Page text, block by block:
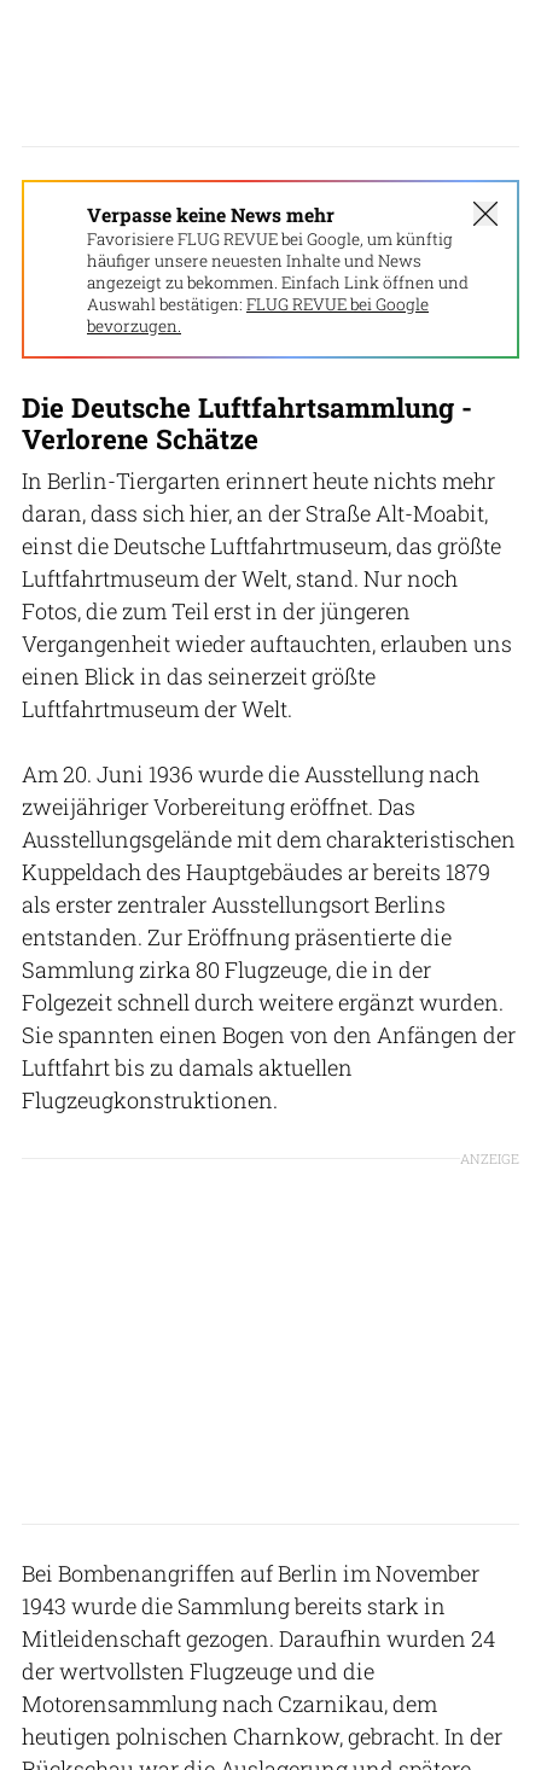
Verpasse keine News mehr
Favorisiere FLUG REVUE bei Google, um künftig
häufiger unsere neuesten Inhalte und News
angezeigt zu bekommen. Einfach Link öffnen und
Auswahl bestätigen: FLUG REVUE bei Google
bevorzugen.
Die Deutsche Luftfahrtsammlung -
Verlorene Schätze
In Berlin-Tiergarten erinnert heute nichts mehr
daran, dass sich hier, an der Straße Alt-Moabit,
einst die Deutsche Luftfahrtmuseum, das größte
Luftfahrtmuseum der Welt, stand. Nur noch
Fotos, die zum Teil erst in der jüngeren
Vergangenheit wieder auftauchten, erlauben uns
einen Blick in das seinerzeit größte
Luftfahrtmuseum der Welt.
Am 20. Juni 1936 wurde die Ausstellung nach
zweijähriger Vorbereitung eröffnet. Das
Ausstellungsgelände mit dem charakteristischen
Kuppeldach des Hauptgebäudes ar bereits 1879
als erster zentraler Ausstellungsort Berlins
entstanden. Zur Eröffnung präsentierte die
Sammlung zirka 80 Flugzeuge, die in der
Folgezeit schnell durch weitere ergänzt wurden.
Sie spannten einen Bogen von den Anfängen der
Luftfahrt bis zu damals aktuellen
Flugzeugkonstruktionen.
ANZEIGE
Bei Bombenangriffen auf Berlin im November
1943 wurde die Sammlung bereits stark in
Mitleidenschaft gezogen. Daraufhin wurden 24
der wertvollsten Flugzeuge und die
Motorensammlung nach Czarnikau, dem
heutigen polnischen Charnkow, gebracht. In der